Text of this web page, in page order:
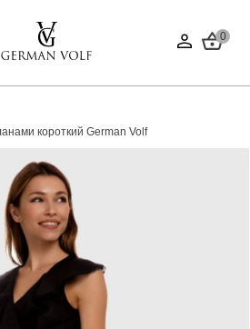
0
короткий German Volf